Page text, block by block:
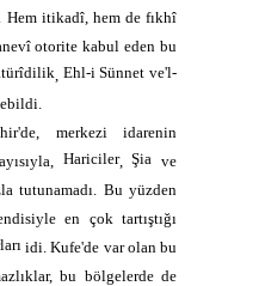
Hem itikadî, hem de fıkhî
otorite kabul eden bu
, Ehl-i Sünnet ve'l-
merkezi idarenin
Hariciler,Şia ve
tutunamadı. Bu yüzden
en çok tartıştığı
idi. Kufe'de var olan bu
bu bölgelerde de